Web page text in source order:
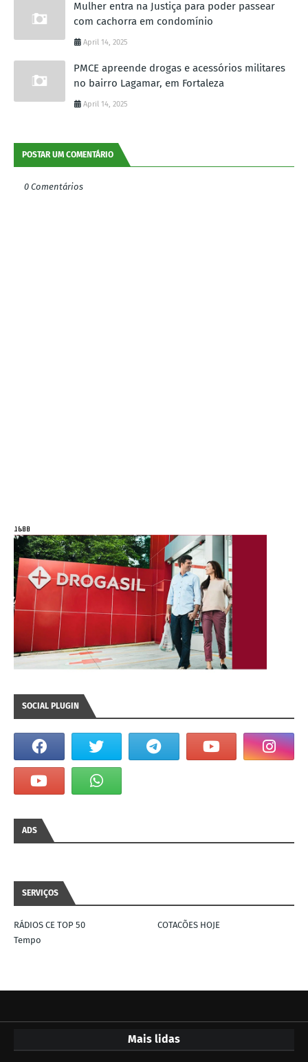
Mulher entra na Justiça para poder passear
com cachorra em condomínio
April 14, 2025
PMCE apreende drogas e acessórios militares
no bairro Lagamar, em Fortaleza
April 14, 2025
POSTAR UM COMENTÁRIO
0 Comentários
SOCIAL PLUGIN
ADS
SERVIÇOS
RÁDIOS CE TOP 50
COTACÕES HOJE
Tempo
Mais lidas